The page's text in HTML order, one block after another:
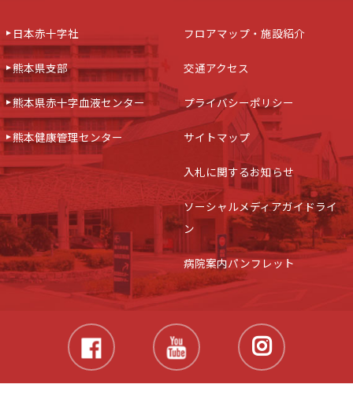
日本赤十字社
熊本県支部
熊本県赤十字血液センター
熊本健康管理センター
フロアマップ・施設紹介
交通アクセス
プライバシーポリシー
サイトマップ
入札に関するお知らせ
ソーシャルメディアガイドライ
ン
病院案内パンフレット